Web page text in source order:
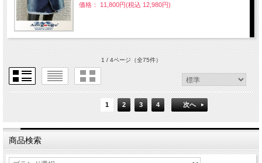
価格： 11,800円(税込 12,980円)
1 / 4ページ（全75件）
1 2 3 4 次へ
商品検索